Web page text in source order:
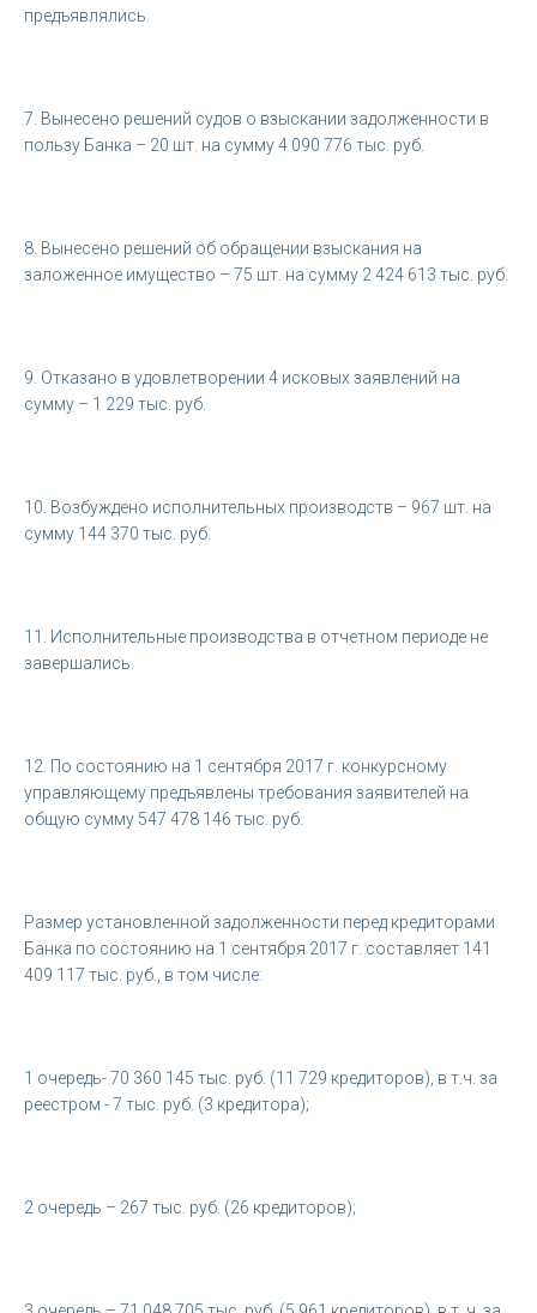
предъявлялись.
7. Вынесено решений судов о взыскании задолженности в
пользу Банка – 20 шт. на сумму 4 090 776 тыс. руб.
8. Вынесено решений об обращении взыскания на
заложенное имущество – 75 шт. на сумму 2 424 613 тыс. руб.
9. Отказано в удовлетворении 4 исковых заявлений на
сумму – 1 229 тыс. руб.
10. Возбуждено исполнительных производств – 967 шт. на
сумму 144 370 тыс. руб.
11. Исполнительные производства в отчетном периоде не
завершались.
12. По состоянию на 1 сентября 2017 г. конкурсному
управляющему предъявлены требования заявителей на
общую сумму 547 478 146 тыс. руб.
Размер установленной задолженности перед кредиторами
Банка по состоянию на 1 сентября 2017 г. составляет 141
409 117 тыс. руб., в том числе:
1 очередь- 70 360 145 тыс. руб. (11 729 кредиторов), в т.ч. за
реестром - 7 тыс. руб. (3 кредитора);
2 очередь – 267 тыс. руб. (26 кредиторов);